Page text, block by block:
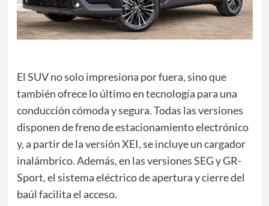
El SUV no solo impresiona por fuera, sino que
también ofrece lo último en tecnología para una
conducción cómoda y segura. Todas las versiones
disponen de freno de estacionamiento electrónico
y, a partir de la versión XEI, se incluye un cargador
inalámbrico. Además, en las versiones SEG y GR-
Sport, el sistema eléctrico de apertura y cierre del
baúl facilita el acceso.